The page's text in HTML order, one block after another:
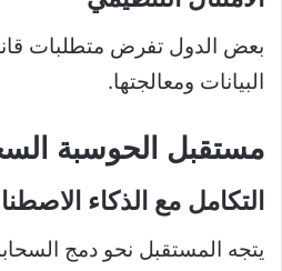
بعض الدول تفرض متطلبات
البيانات ومعالجتها.
مستقبل الحوسبة
التكامل مع الذكاء
يتجه المستقبل نحو دمج